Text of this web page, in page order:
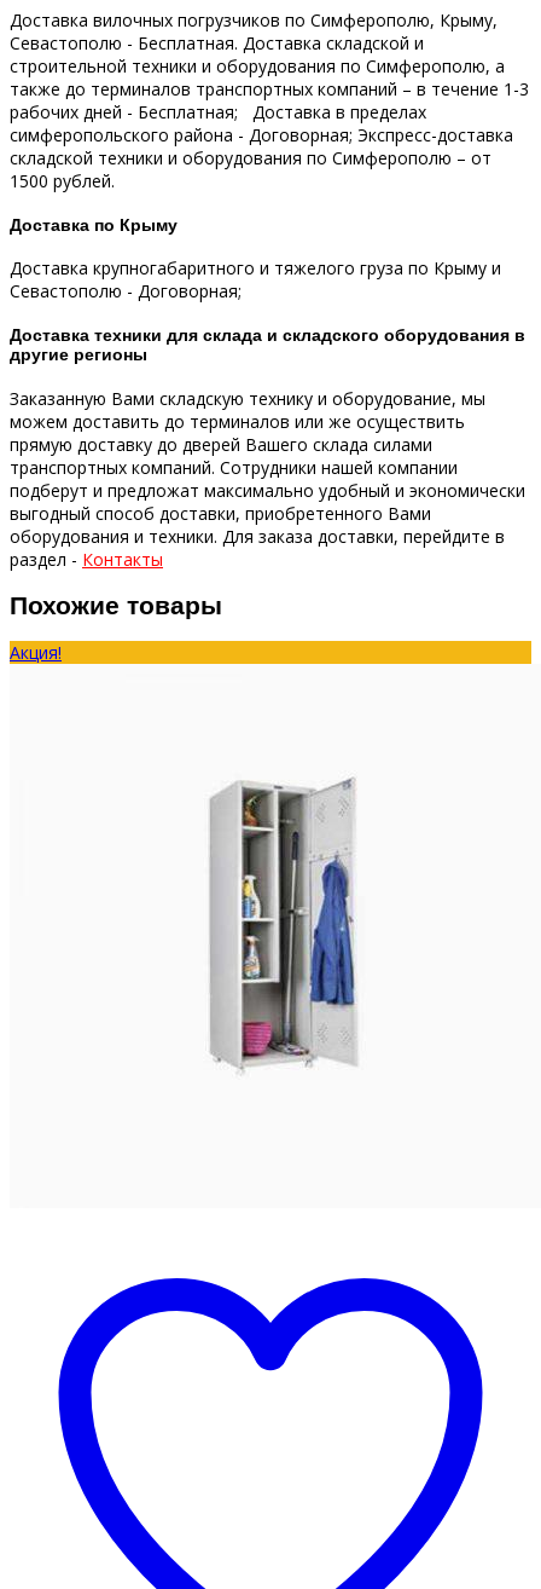
Доставка вилочных погрузчиков по Симферополю, Крыму,
Севастополю - Бесплатная. Доставка складской и
строительной техники и оборудования по Симферополю, а
также до терминалов транспортных компаний – в течение 1-3
рабочих дней - Бесплатная; Доставка в пределах
симферопольского района - Договорная; Экспресс-доставка
складской техники и оборудования по Симферополю – от
1500 рублей.
Доставка по Крыму
Доставка крупногабаритного и тяжелого груза по Крыму и
Севастополю - Договорная;
Доставка техники для склада и складского оборудования в
другие регионы
Заказанную Вами складскую технику и оборудование, мы
можем доставить до терминалов или же осуществить
прямую доставку до дверей Вашего склада силами
транспортных компаний. Сотрудники нашей компании
подберут и предложат максимально удобный и экономически
выгодный способ доставки, приобретенного Вами
оборудования и техники. Для заказа доставки, перейдите в
раздел - Контакты
Похожие товары
Акция!